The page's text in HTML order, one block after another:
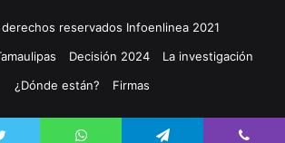
reservados Infoenlinea 2021
Decisión 2024
La investigación
¿Dónde están?
Firmas